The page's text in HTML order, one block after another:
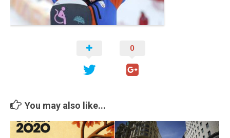
Cambio Climático
Contacto
0
You may also like...